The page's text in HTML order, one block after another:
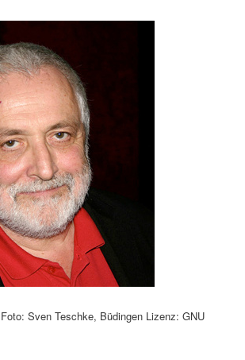
Sven Teschke, Büdingen Lizenz: GNU